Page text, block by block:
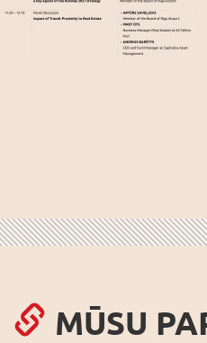
MŪSU